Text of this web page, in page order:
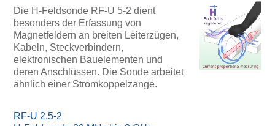
Die H-Feldsonde RF-U 5-2 dient
besonders der Erfassung von
Magnetfeldern an breiten Leiterzügen,
Kabeln, Steckverbindern,
elektronischen Bauelementen und
deren Anschlüssen. Die Sonde arbeitet
ähnlich einer Stromkoppelzange.
RF-U 2.5-2